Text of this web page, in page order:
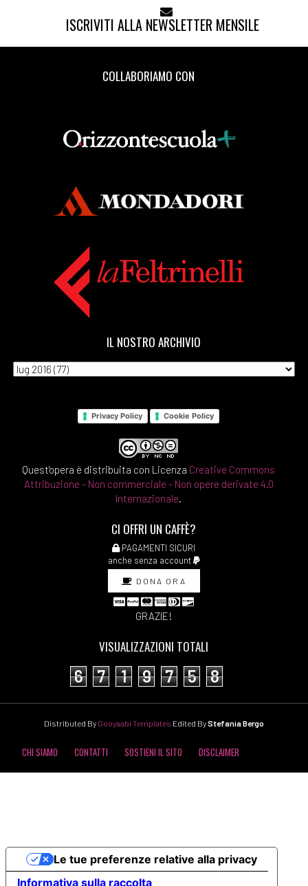
ISCRIVITI ALLA NEWSLETTER MENSILE
COLLABORIAMO CON
IL NOSTRO ARCHIVIO
Privacy Policy Cookie Policy
Quest'opera è distribuita con Licenza Creative Commons
Attribuzione - Non commerciale - Non opere derivate 4.0
Internazionale.
CI OFFRI UN CAFFÈ?
PAGAMENTI SICURI
anche senza account
DONA ORA
GRAZIE!
VISUALIZZAZIONI TOTALI
6 7 1 9 7 5 8
Distributed By Gooyaabi Templates Edited ByStefania Bergo
CHI SIAMO CONTATTI SOSTIENI IL SITO DISCLAIMER
Informativa sulla raccolta
Le tue preferenze relative alla privacy